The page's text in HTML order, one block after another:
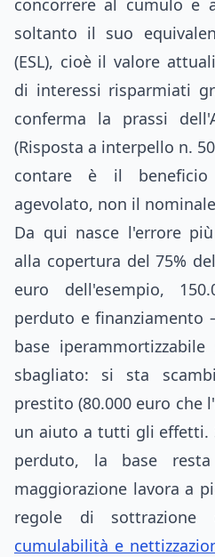
concorrere al cumulo e
soltanto il suo
(ESL), cioè il valore
di interessi risparmiati
conferma la prassi
(Risposta a interpello n.
contare è il
agevolato, non il
Da qui nasce l'errore
alla copertura del 75%
euro dell'esempio,
perduto e finanziamento
base
sbagliato: si sta
prestito (80.000 euro che
un aiuto a tutti gli effetti.
perduto, la base
maggiorazione lavora a
regole di
cumulabilità e